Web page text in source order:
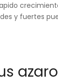
y fuertes